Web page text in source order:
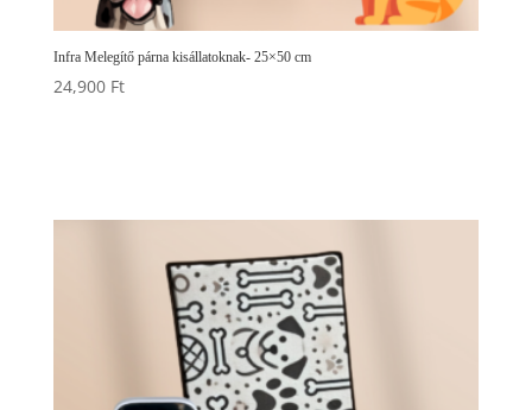
Infra Melegítő párna kisállatoknak- 25×50 cm
24,900 Ft